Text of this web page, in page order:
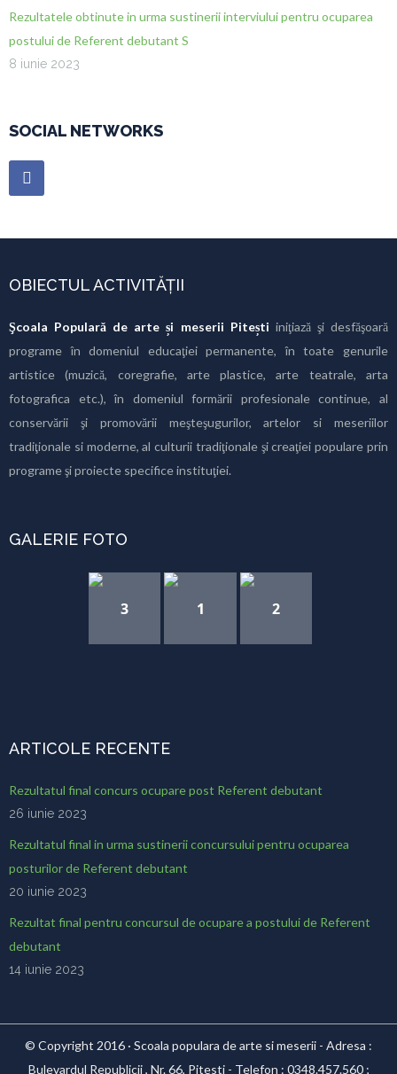
Rezultatele obtinute in urma sustinerii interviului pentru ocuparea
postului de Referent debutant S
8 iunie 2023
SOCIAL NETWORKS
OBIECTUL ACTIVITĂȚII
Şcoala Populară de arte și meserii Pitești iniţiază şi desfăşoară
programe în domeniul educaţiei permanente, în toate genurile
artistice (muzică, coregrafie, arte plastice, arte teatrale, arta
fotografica etc.), în domeniul formării profesionale continue, al
conservării şi promovării meşteşugurilor, artelor si meseriilor
tradiţionale si moderne, al culturii tradiţionale şi creaţiei populare prin
programe şi proiecte specifice instituţiei.
GALERIE FOTO
3 1 2
ARTICOLE RECENTE
Rezultatul final concurs ocupare post Referent debutant
26 iunie 2023
Rezultatul final in urma sustinerii concursului pentru ocuparea
posturilor de Referent debutant
20 iunie 2023
Rezultat final pentru concursul de ocupare a postului de Referent
debutant
14 iunie 2023
© Copyright 2016 · Scoala populara de arte si meserii - Adresa :
Bulevardul Republicii , Nr. 66, Pitesti - Telefon : 0348.457.560 ;